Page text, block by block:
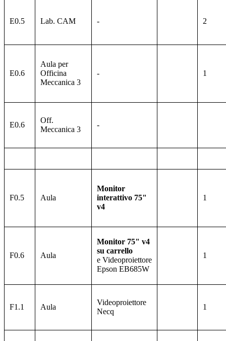
E0.5 Lab. CAM - 2
E0.6
Aula per
Officina
Meccanica 3
- 1
E0.6
Off.
Meccanica 3
-
F0.5 Aula
Monitor
interattivo 75"
v4
1
F0.6 Aula
Monitor 75" v4
su carrello
e Videoproiettore
Epson EB685W
1
F1.1 Aula
Videoproiettore
Necq
1